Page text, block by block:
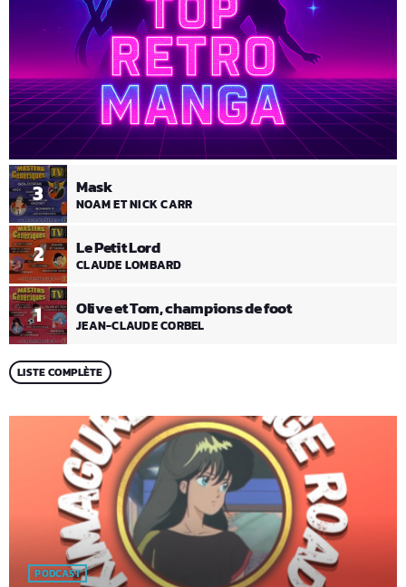
1 Olive et Tom, champions de foot
JEAN-CLAUDE CORBEL
2 Le Petit Lord
CLAUDE LOMBARD
3 Mask
NOAM ET NICK CARR
LISTE COMPLÈTE
PODCAST